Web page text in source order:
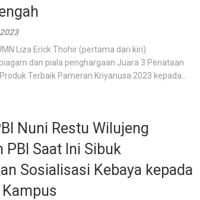
Liza Erick Thohir (pertama dari kiri)
dan piala penghargaan Juara 3 Penataan
Terbaik Pameran Kriyanusa 2023 kepada...
Nuni Restu Wilujeng
PBI Saat Ini Sibuk
Sosialisasi Kebaya kepada